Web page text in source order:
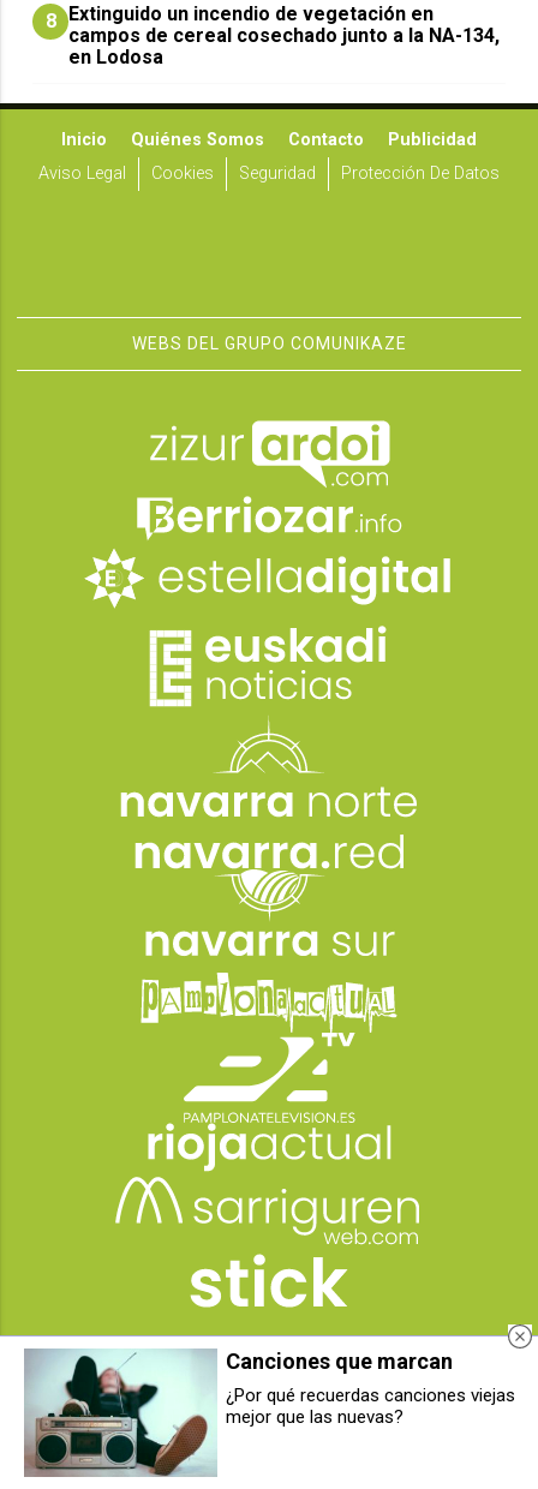
8 Extinguido un incendio de vegetación en
campos de cereal cosechado junto a la NA-134,
en Lodosa
Inicio Quiénes Somos Contacto
Publicidad
Aviso Legal
Cookies Seguridad Protección De Datos
WEBS DEL GRUPO COMUNIKAZE
Condenadas cinco personas por
vender cable robado al
Ayuntamiento de Castejón
Canciones que marcan
¿Por qué recuerdas canciones viejas
mejor que las nuevas?